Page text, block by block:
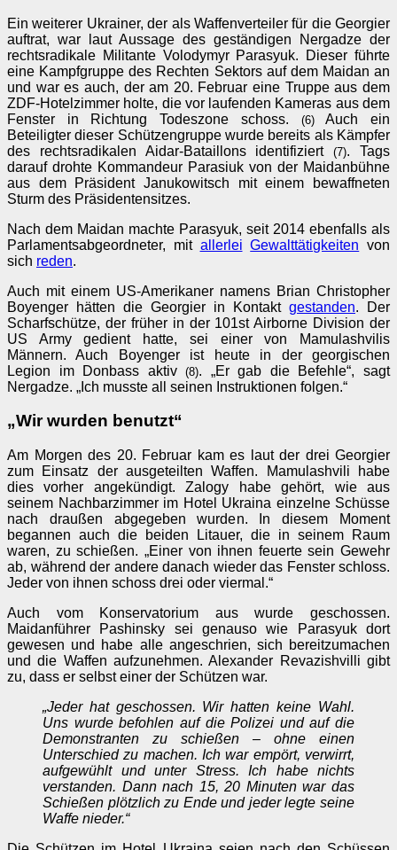
Ein weiterer Ukrainer, der als Waffenverteiler für die Georgier
auftrat, war laut Aussage des geständigen Nergadze der
rechtsradikale Militante Volodymyr Parasyuk. Dieser führte
eine Kampfgruppe des Rechten Sektors auf dem Maidan an
und war es auch, der am 20. Februar eine Truppe aus dem
ZDF-Hotelzimmer holte, die vor laufenden Kameras aus dem
Fenster in Richtung Todeszone schoss. (6)Auch ein
Beteiligter dieser Schützengruppe wurde bereits als Kämpfer
des rechtsradikalen Aidar-Bataillons identifiziert(7). Tags
darauf drohte Kommandeur Parasiuk von der Maidanbühne
aus dem Präsident Janukowitsch mit einem bewaffneten
Sturm des Präsidentensitzes.
Nach dem Maidan machte Parasyuk, seit 2014 ebenfalls als
Parlamentsabgeordneter, mit allerlei Gewalttätigkeiten von
sich reden.
Auch mit einem US-Amerikaner namens Brian Christopher
Boyenger hätten die Georgier in Kontakt gestanden. Der
Scharfschütze, der früher in der 101st Airborne Division der
US Army gedient hatte, sei einer von Mamulashvilis
Männern. Auch Boyenger ist heute in der georgischen
Legion im Donbass aktiv(8). „Er gab die Befehle“, sagt
Nergadze. „Ich musste all seinen Instruktionen folgen.“
„Wir wurden benutzt“
Am Morgen des 20. Februar kam es laut der drei Georgier
zum Einsatz der ausgeteilten Waffen. Mamulashvili habe
dies vorher angekündigt. Zalogy habe gehört, wie aus
seinem Nachbarzimmer im Hotel Ukraina einzelne Schüsse
nach draußen abgegeben wurden. In diesem Moment
begannen auch die beiden Litauer, die in seinem Raum
waren, zu schießen. „Einer von ihnen feuerte sein Gewehr
ab, während der andere danach wieder das Fenster schloss.
Jeder von ihnen schoss drei oder viermal.“
Auch vom Konservatorium aus wurde geschossen.
Maidanführer Pashinsky sei genauso wie Parasyuk dort
gewesen und habe alle angeschrien, sich bereitzumachen
und die Waffen aufzunehmen. Alexander Revazishvilli gibt
zu, dass er selbst einer der Schützen war.
„Jeder hat geschossen. Wir hatten keine Wahl.
Uns wurde befohlen auf die Polizei und auf die
Demonstranten zu schießen – ohne einen
Unterschied zu machen. Ich war empört, verwirrt,
aufgewühlt und unter Stress. Ich habe nichts
verstanden. Dann nach 15, 20 Minuten war das
Schießen plötzlich zu Ende und jeder legte seine
Waffe nieder.“